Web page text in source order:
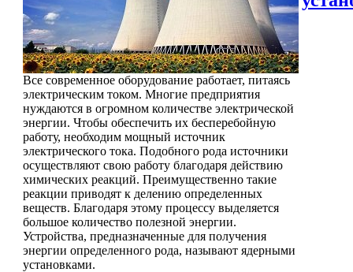
Все современное оборудование работает, питаясь
электрическим током. Многие предприятия
нуждаются в огромном количестве электрической
энергии. Чтобы обеспечить их бесперебойную
работу, необходим мощный источник
электрического тока. Подобного рода источники
осуществляют свою работу благодаря действию
химических реакций. Преимущественно такие
реакции приводят к делению определенных
веществ. Благодаря этому процессу выделяется
большое количество полезной энергии.
Устройства, предназначенные для получения
энергии определенного рода, называют ядерными
установками.